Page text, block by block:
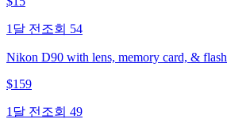
1달 전 조회 54
Nikon D90 with lens, memory card, & flash
$159
1달 전 조회 49